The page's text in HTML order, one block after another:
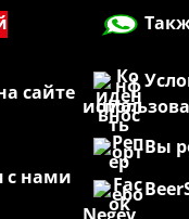
Вы
сайте
с нами